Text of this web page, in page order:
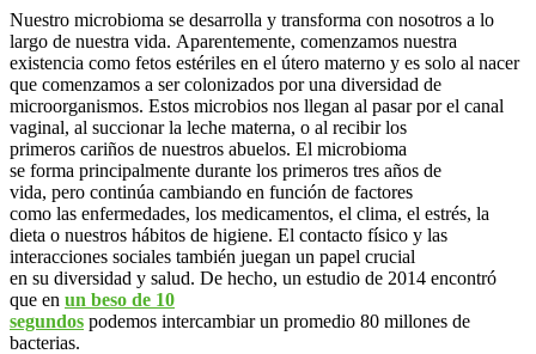
Nuestro microbioma se desarrolla y transforma con nosotros a lo
largo de nuestra vida. Aparentemente, comenzamos nuestra
existencia como fetos estériles en el útero materno y es solo al nacer
que comenzamos a ser colonizados por una diversidad de
microorganismos. Estos microbios nos llegan al pasar por el canal
vaginal, al succionar la leche materna, o al recibir los
primeros cariños de nuestros abuelos. El microbioma
se forma principalmente durante los primeros tres años de
vida, pero continúa cambiando en función de factores
como las enfermedades, los medicamentos, el clima, el estrés, la
dieta o nuestros hábitos de higiene. El contacto físico y las
interacciones sociales también juegan un papel crucial
en su diversidad y salud. De hecho, un estudio de 2014 encontró
que en un beso de 10
segundos podemos intercambiar un promedio 80 millones de
bacterias.